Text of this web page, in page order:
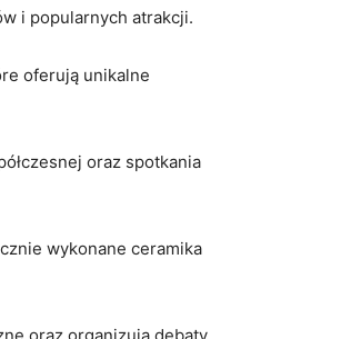
i popularnych atrakcji.
oferują unikalne
oraz spotkania
wykonane ceramika